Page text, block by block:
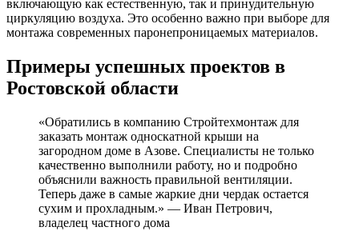
включающую как естественную, так и принудительную
циркуляцию воздуха. Это особенно важно при выборе для
монтажа современных паронепроницаемых материалов.
Примеры успешных проектов в
Ростовской области
«Обратились в компанию Стройтехмонтаж для
заказать монтаж односкатной крыши на
загородном доме в Азове. Специалисты не только
качественно выполнили работу, но и подробно
объяснили важность правильной вентиляции.
Теперь даже в самые жаркие дни чердак остается
сухим и прохладным.» — Иван Петрович,
владелец частного дома